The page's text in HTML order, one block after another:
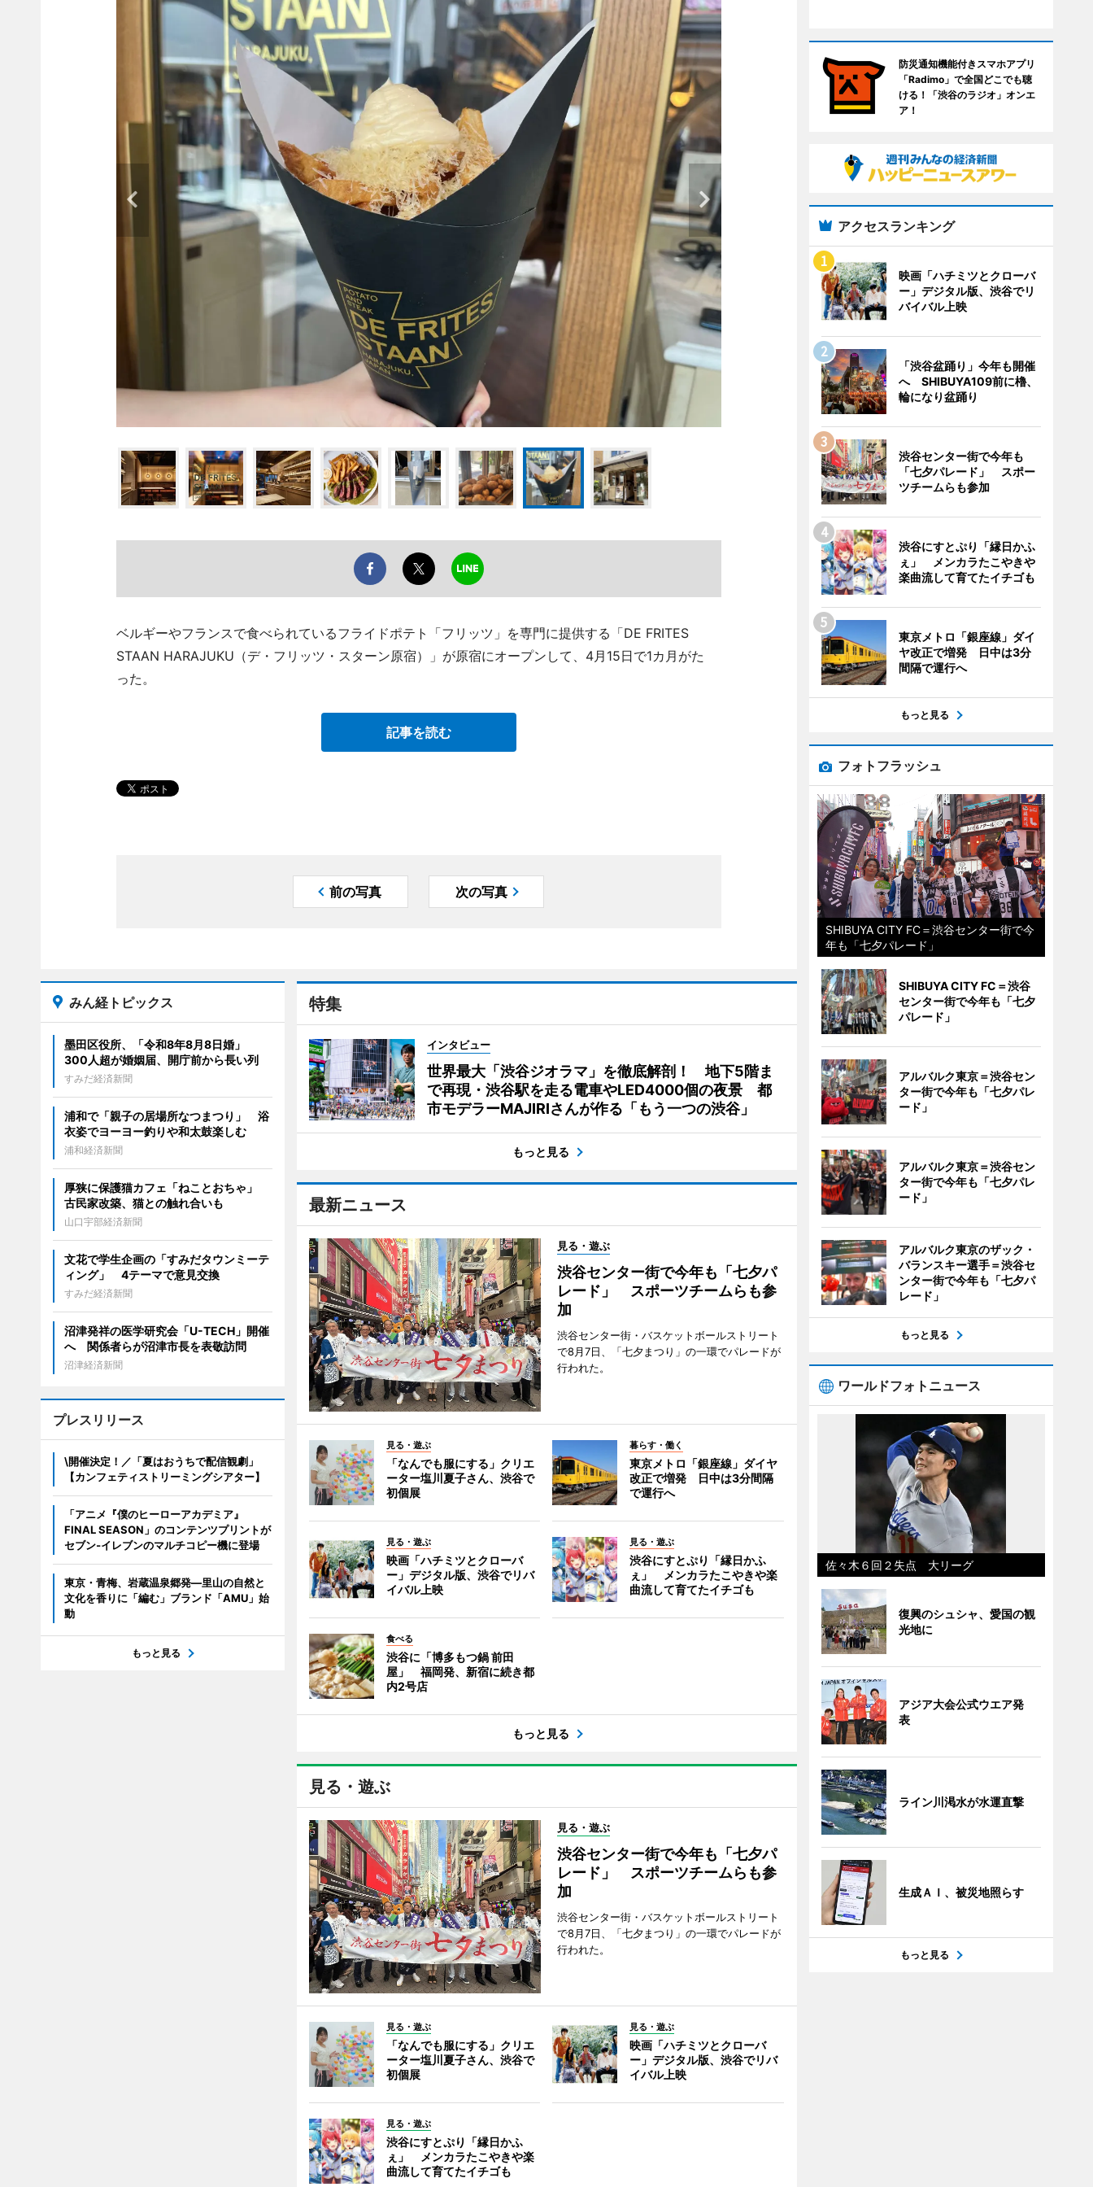
ベルギーやフランスで食べられているフライドポテト「フリッツ」を専門に提供する「DE FRITES
STAAN HARAJUKU（デ・フリッツ・スターン原宿）」が原宿にオープンして、4月15日で1カ月がた
った。
記事を読む
前の写真 次の写真
特集
インタビュー
世界最大「渋谷ジオラマ」を徹底解剖！ 地下5階ま
で再現・渋谷駅を走る電車やLED4000個の夜景 都
市モデラーMAJIRIさんが作る「もう一つの渋谷」
もっと見る
最新ニュース
見る・遊ぶ
渋谷センター街で今年も「七夕パ
レード」 スポーツチームらも参
加
渋谷センター街・バスケットボールストリート
で8月7日、「七夕まつり」の一環でパレードが
行われた。
見る・遊ぶ
「なんでも服にする」クリエ
ーター塩川夏子さん、渋谷で
初個展
暮らす・働く
東京メトロ「銀座線」ダイヤ
改正で増発 日中は3分間隔
で運行へ
見る・遊ぶ
映画「ハチミツとクローバ
ー」デジタル版、渋谷でリバ
イバル上映
見る・遊ぶ
渋谷にすとぷり「縁日かふ
ぇ」 メンカラたこやきや楽
曲流して育てたイチゴも
食べる
渋谷に「博多もつ鍋 前田
屋」 福岡発、新宿に続き都
内2号店
もっと見る
見る・遊ぶ
見る・遊ぶ
渋谷センター街で今年も「七夕パ
レード」 スポーツチームらも参
加
渋谷センター街・バスケットボールストリート
で8月7日、「七夕まつり」の一環でパレードが
行われた。
見る・遊ぶ
「なんでも服にする」クリエ
ーター塩川夏子さん、渋谷で
初個展
見る・遊ぶ
映画「ハチミツとクローバ
ー」デジタル版、渋谷でリバ
イバル上映
見る・遊ぶ
渋谷にすとぷり「縁日かふ
ぇ」 メンカラたこやきや楽
曲流して育てたイチゴも
みん経トピックス
墨田区役所、「令和8年8月8日婚」
300人超が婚姻届、開庁前から長い列
すみだ経済新聞
浦和で「親子の居場所なつまつり」 浴
衣姿でヨーヨー釣りや和太鼓楽しむ
浦和経済新聞
厚狭に保護猫カフェ「ねことおちゃ」
古民家改築、猫との触れ合いも
山口宇部経済新聞
文花で学生企画の「すみだタウンミーテ
ィング」 4テーマで意見交換
すみだ経済新聞
沼津発祥の医学研究会「U-TECH」開催
へ 関係者らが沼津市長を表敬訪問
沼津経済新聞
プレスリリース
\開催決定！／「夏はおうちで配信観劇」
【カンフェティストリーミングシアター】
「アニメ『僕のヒーローアカデミア』
FINAL SEASON」のコンテンツプリントが
セブン‐イレブンのマルチコピー機に登場
東京・青梅、岩蔵温泉郷発―里山の自然と
文化を香りに「編む」ブランド「AMU」始
動
もっと見る
防災通知機能付きスマホアプリ
「Radimo」で全国どこでも聴
ける！「渋谷のラジオ」オンエ
ア！
アクセスランキング
映画「ハチミツとクローバ
ー」デジタル版、渋谷でリ
バイバル上映
「渋谷盆踊り」今年も開催
へ SHIBUYA109前に櫓、
輪になり盆踊り
渋谷センター街で今年も
「七夕パレード」 スポー
ツチームらも参加
渋谷にすとぷり「縁日かふ
ぇ」 メンカラたこやきや
楽曲流して育てたイチゴも
東京メトロ「銀座線」ダイ
ヤ改正で増発 日中は3分
間隔で運行へ
もっと見る
フォトフラッシュ
SHIBUYA CITY FC＝渋谷センター街で今
年も「七夕パレード」
SHIBUYA CITY FC＝渋谷
センター街で今年も「七夕
パレード」
アルバルク東京＝渋谷セン
ター街で今年も「七夕パレ
ード」
アルバルク東京＝渋谷セン
ター街で今年も「七夕パレ
ード」
アルバルク東京のザック・
バランスキー選手＝渋谷セ
ンター街で今年も「七夕パ
レード」
もっと見る
ワールドフォトニュース
佐々木６回２失点 大リーグ
復興のシュシャ、愛国の観
光地に
アジア大会公式ウエア発
表
ライン川渇水が水運直撃
生成ＡＩ、被災地照らす
もっと見る